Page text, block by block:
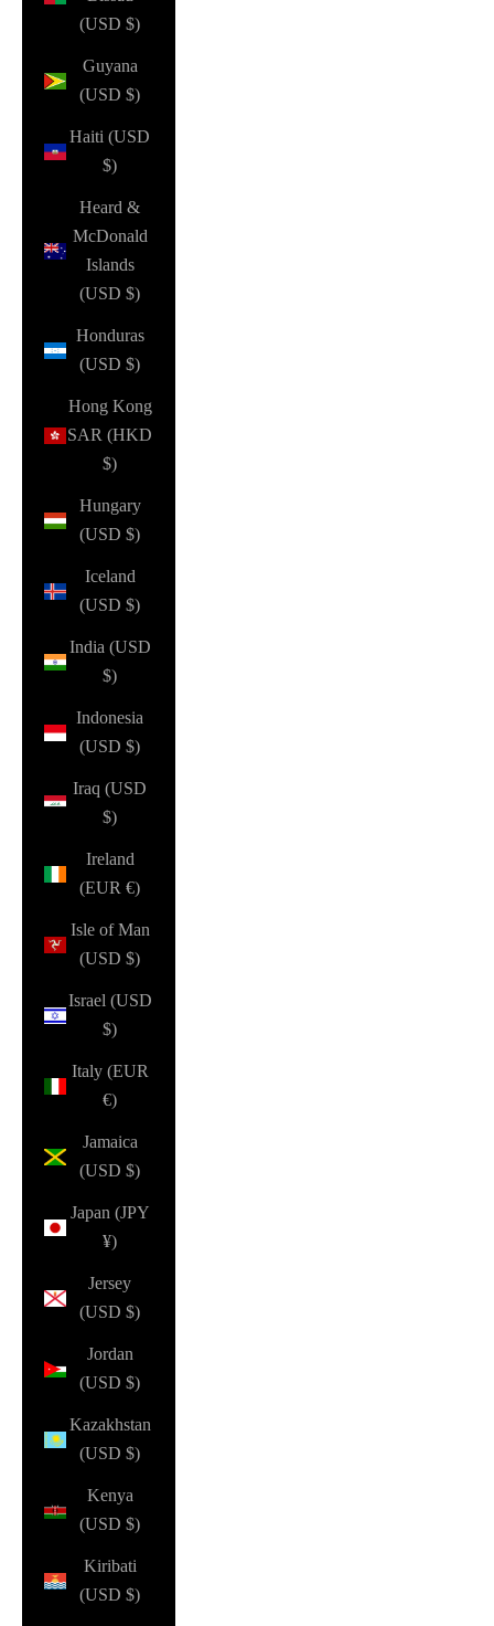
(USD $)
Guyana
(USD $)
Haiti (USD
$)
Heard &
McDonald
Islands
(USD $)
Honduras
(USD $)
Hong Kong
SAR (HKD
$)
Hungary
(USD $)
Iceland
(USD $)
India (USD
$)
Indonesia
(USD $)
Iraq (USD
$)
Ireland
(EUR €)
Isle of Man
(USD $)
Israel (USD
$)
Italy (EUR
€)
Jamaica
(USD $)
Japan (JPY
¥)
Jersey
(USD $)
Jordan
(USD $)
Kazakhstan
(USD $)
Kenya
(USD $)
Kiribati
(USD $)